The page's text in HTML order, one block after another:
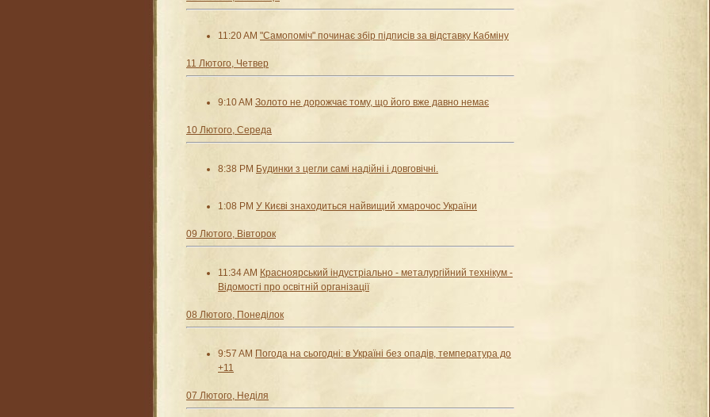
11:20 AM "Самопоміч" починає збір підписів за відставку Кабміну
11 Лютого, Четвер
9:10 AM Золото не дорожчає тому, що його вже давно немає
10 Лютого, Середа
8:38 PM Будинки з цегли самі надійні і довговічні.
1:08 PM У Києві знаходиться найвищий хмарочос України
09 Лютого, Вівторок
11:34 AM Красноярський індустріально - металургійний технікум -
Відомості про освітній організації
08 Лютого, Понеділок
9:57 AM Погода на сьогодні: в Україні без опадів, температура до
+11
07 Лютого, Неділя